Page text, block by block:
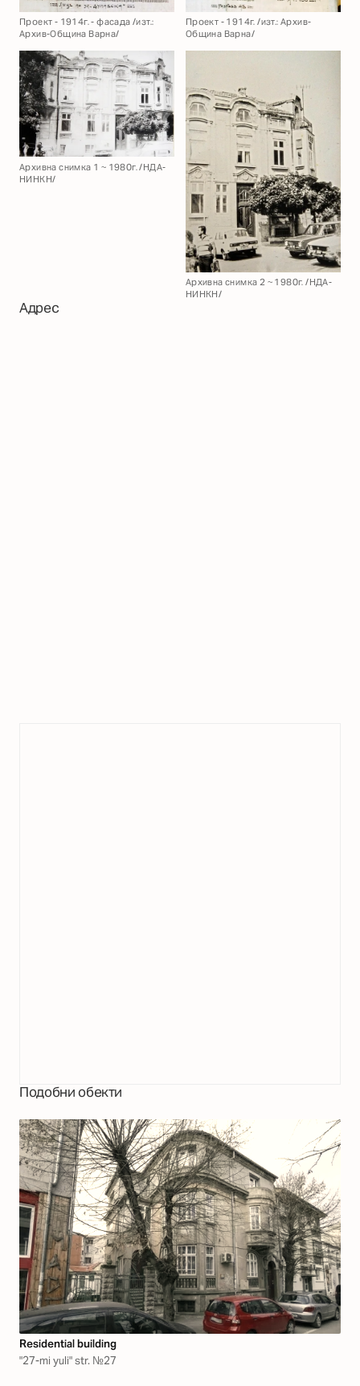
Проект - 1914г. - фасада /изт.:
Архив-Община Варна/
Проект - 1914г. /изт.: Архив-
Община Варна/
Архивна снимка 1 ~ 1980г. /НДА-
НИНКН/
Архивна снимка 2 ~ 1980г. /НДА-
НИНКН/
Адрес
Подобни обекти
Residential building
"27-mi yuli" str. №27